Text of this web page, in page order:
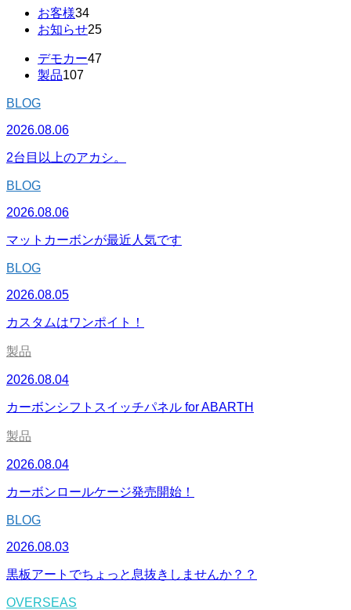
お客様34
お知らせ25
デモカー47
製品107
BLOG
2026.08.06
2台目以上のアカシ。
BLOG
2026.08.06
マットカーボンが最近人気です
BLOG
2026.08.05
カスタムはワンポイト！
製品
2026.08.04
カーボンシフトスイッチパネル for ABARTH
製品
2026.08.04
カーボンロールケージ発売開始！
BLOG
2026.08.03
黒板アートでちょっと息抜きしませんか？？
OVERSEAS